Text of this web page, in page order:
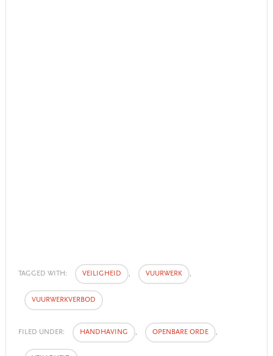
TAGGED WITH: VEILIGHEID , VUURWERK ,
VUURWERKVERBOD
FILED UNDER: HANDHAVING , OPENBARE ORDE ,